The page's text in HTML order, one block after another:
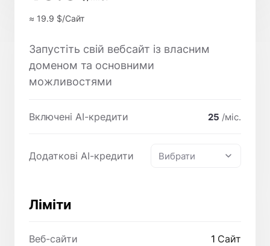
≈ 19.9 $/Сайт
Запустіть свій вебсайт із власним
доменом та основними
можливостями
Включені AI-кредити 25 /міс.
Додаткові AI-кредити Вибрати
Ліміти
Веб-сайти 1 Сайт